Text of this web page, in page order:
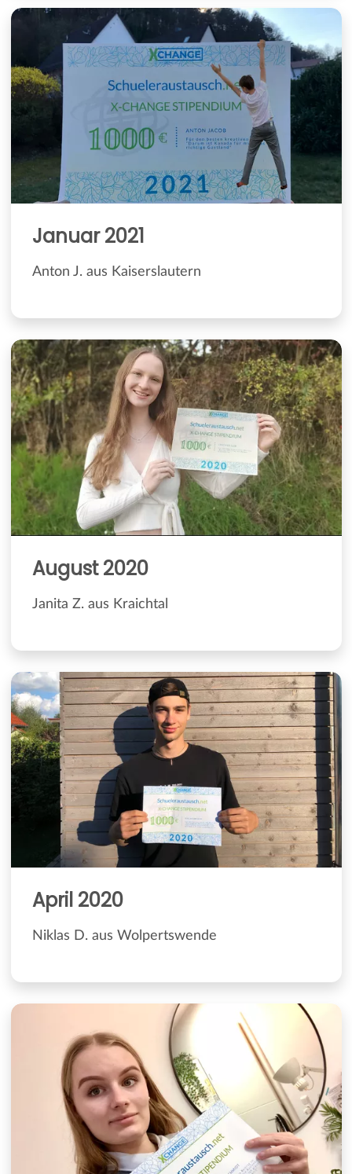
Januar 2021
Anton J. aus Kaiserslautern
August 2020
Janita Z. aus Kraichtal
April 2020
Niklas D. aus Wolpertswende